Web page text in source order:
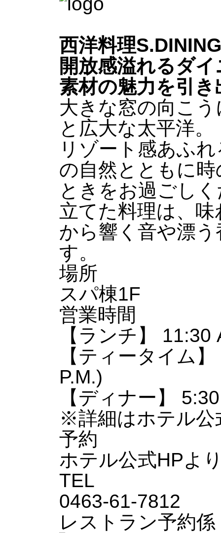
西洋料理S.DINING
開放感溢れるダ
素材の魅力を引
大きな窓の向こ
と広大な太平洋。
リゾート感あふ
の自然とともに
ときをお過ごし
立てた料理は、
から響く音や漂
す。
場所
スパ棟1F
営業時間
【ランチ】
【ティータイム
P.M.)
【ディナー】
※詳細はホテル公
予約
ホテル公式HPよ
TEL
0463-61-7812
レストラン予約